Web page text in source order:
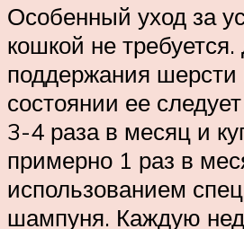
Особенный уход за
кошкой не
поддержания
состоянии ее
3-4 раза в месяц и
примерно 1 раз в
использованием
шампуня. Каждую